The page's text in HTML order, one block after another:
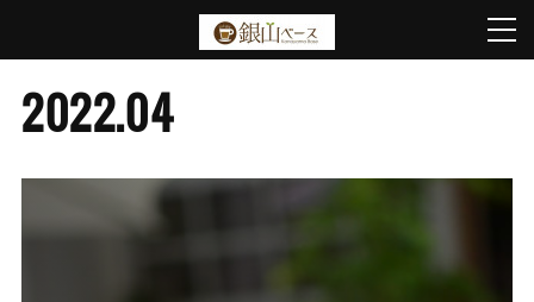
2022.04